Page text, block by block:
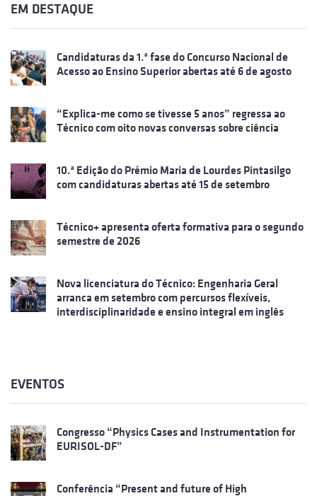
EM DESTAQUE
Candidaturas da 1.ª fase do Concurso Nacional de
Acesso ao Ensino Superior abertas até 6 de agosto
“Explica-me como se tivesse 5 anos” regressa ao
Técnico com oito novas conversas sobre ciência
10.ª Edição do Prémio Maria de Lourdes Pintasilgo
com candidaturas abertas até 15 de setembro
Técnico+ apresenta oferta formativa para o segundo
semestre de 2026
Nova licenciatura do Técnico: Engenharia Geral
arranca em setembro com percursos flexíveis,
interdisciplinaridade e ensino integral em inglês
EVENTOS
Congresso “Physics Cases and Instrumentation for
EURISOL-DF”
Conferência “Present and future of High